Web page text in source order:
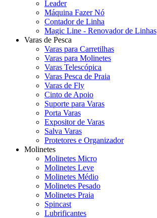
Leader
Máquina Fazer Nó
Contador de Linha
Magic Line - Renovador de Linhas
Varas de Pesca
Varas para Carretilhas
Varas para Molinetes
Varas Telescópica
Varas Pesca de Praia
Varas de Fly
Cinto de Apoio
Suporte para Varas
Porta Varas
Expositor de Varas
Salva Varas
Protetores e Organizador
Molinetes
Molinetes Micro
Molinetes Leve
Molinetes Médio
Molinetes Pesado
Molinetes Praia
Spincast
Lubrificantes